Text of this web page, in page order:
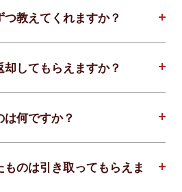
教えてくれますか？
してもらえますか？
何ですか？
ものは引き取ってもらえま